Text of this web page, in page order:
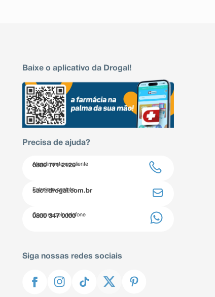
Baixe o aplicativo da Drogal!
Precisa de ajuda?
Atendimento ao cliente
0800 771 2120
Entre em contato
sac@drogal.com.br
Compre pelo telefone
0800 347 0000
Siga nossas redes sociais